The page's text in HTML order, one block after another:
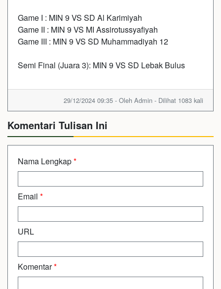
Game I : MIN 9 VS SD Al Karimiyah
Game II : MIN 9 VS MI Assirotussyafiyah
Game III : MIN 9 VS SD Muhammadiyah 12
Semi Final (Juara 3): MIN 9 VS SD Lebak Bulus
29/12/2024 09:35 - Oleh Admin - Dilihat 1083 kali
Komentari Tulisan Ini
Nama Lengkap*
Email *
URL
Komentar*